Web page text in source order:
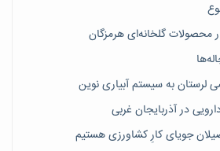
محصولات گلخانه‌ای هرمزگان
جویای کارِ کشاورزی هستیم